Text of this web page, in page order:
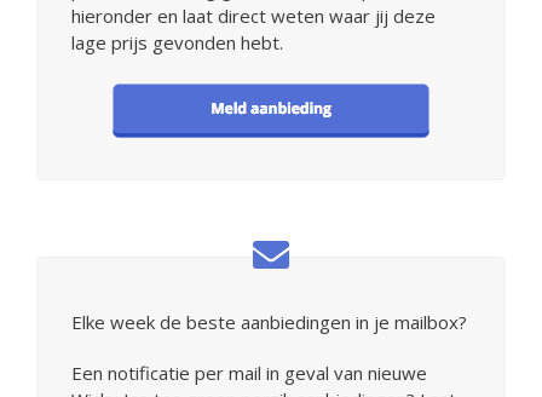
hieronder en laat direct weten waar jij deze
lage prijs gevonden hebt.
Elke week de beste aanbiedingen in je mailbox?
Een notificatie per mail in geval van nieuwe